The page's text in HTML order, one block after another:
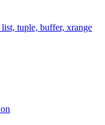
tuple, buffer, xrange